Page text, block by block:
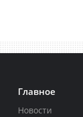
Главное
Новости